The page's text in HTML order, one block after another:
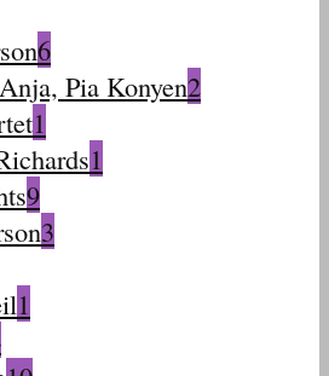
6
Pia Konyen2
1
1
9
3
1